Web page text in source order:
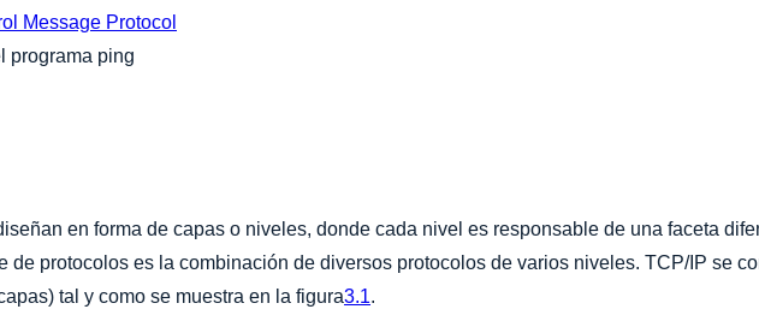
Message Protocol
programa ping
en forma de capas o niveles, donde cada nivel es responsable de una faceta
de protocolos es la combinación de diversos protocolos de varios niveles. TCP/IP se
tal y como se muestra en la figura3.1.